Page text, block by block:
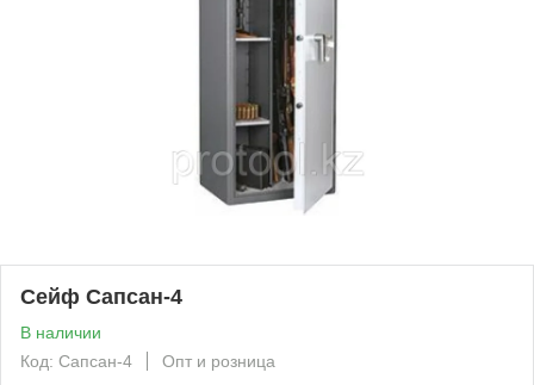
Сейф Сапсан-4
В наличии
Код: Сапсан-4
Опт и розница